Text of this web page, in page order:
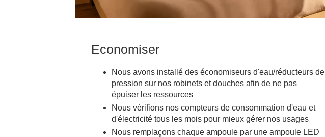
Economiser
Nous avons installé des économiseurs d'eau/réducteurs de
pression sur nos robinets et douches afin de ne pas
épuiser les ressources
Nous vérifions nos compteurs de consommation d'eau et
d'électricité tous les mois pour mieux gérer nos usages
Nous remplaçons chaque ampoule par une ampoule LED